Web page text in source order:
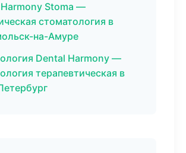
Stoma —
стоматология в
на-Амуре
Dental Harmony —
терапевтическая в